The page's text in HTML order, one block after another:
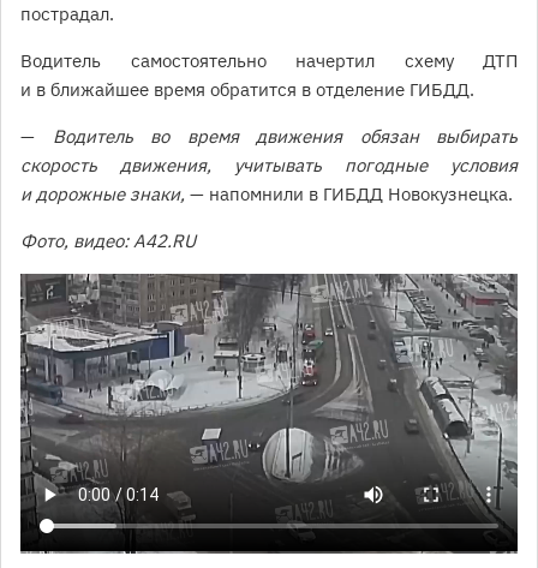
пострадал.
Водитель самостоятельно начертил схему ДТП
и в ближайшее время обратится в отделение ГИБДД.
— Водитель во время движения обязан выбирать
скорость движения, учитывать погодные условия
и дорожные знаки, — напомнили в ГИБДД Новокузнецка.
Фото, видео: A42.RU